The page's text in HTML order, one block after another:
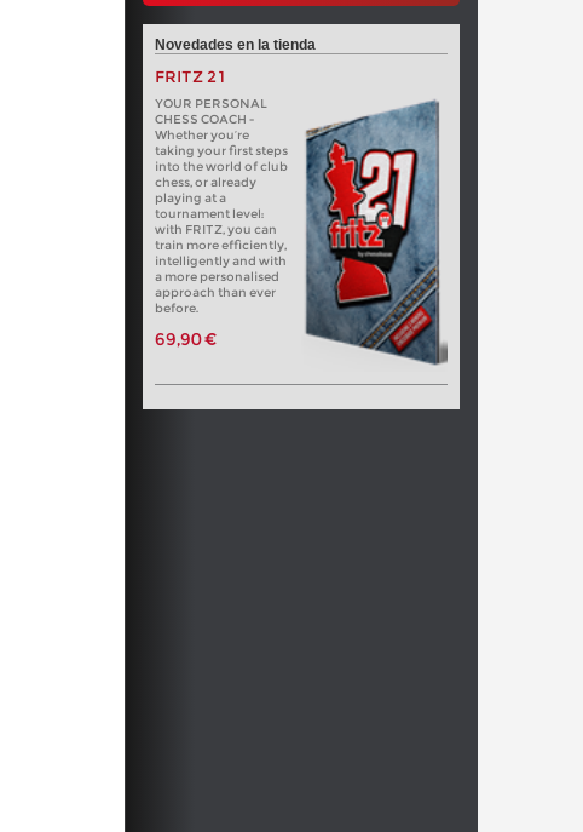
Novedades en la tienda
FRITZ 21
YOUR PERSONAL
CHESS COACH -
Whether you’re
taking your first steps
into the world of club
chess, or already
playing at a
tournament level:
with FRITZ, you can
train more efficiently,
intelligently and with
a more personalised
approach than ever
before.
69,90 €